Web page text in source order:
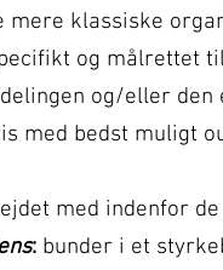
mere klassiske
og målrettet
og/eller den
med bedst muligt
med indenfor
: bunder i et